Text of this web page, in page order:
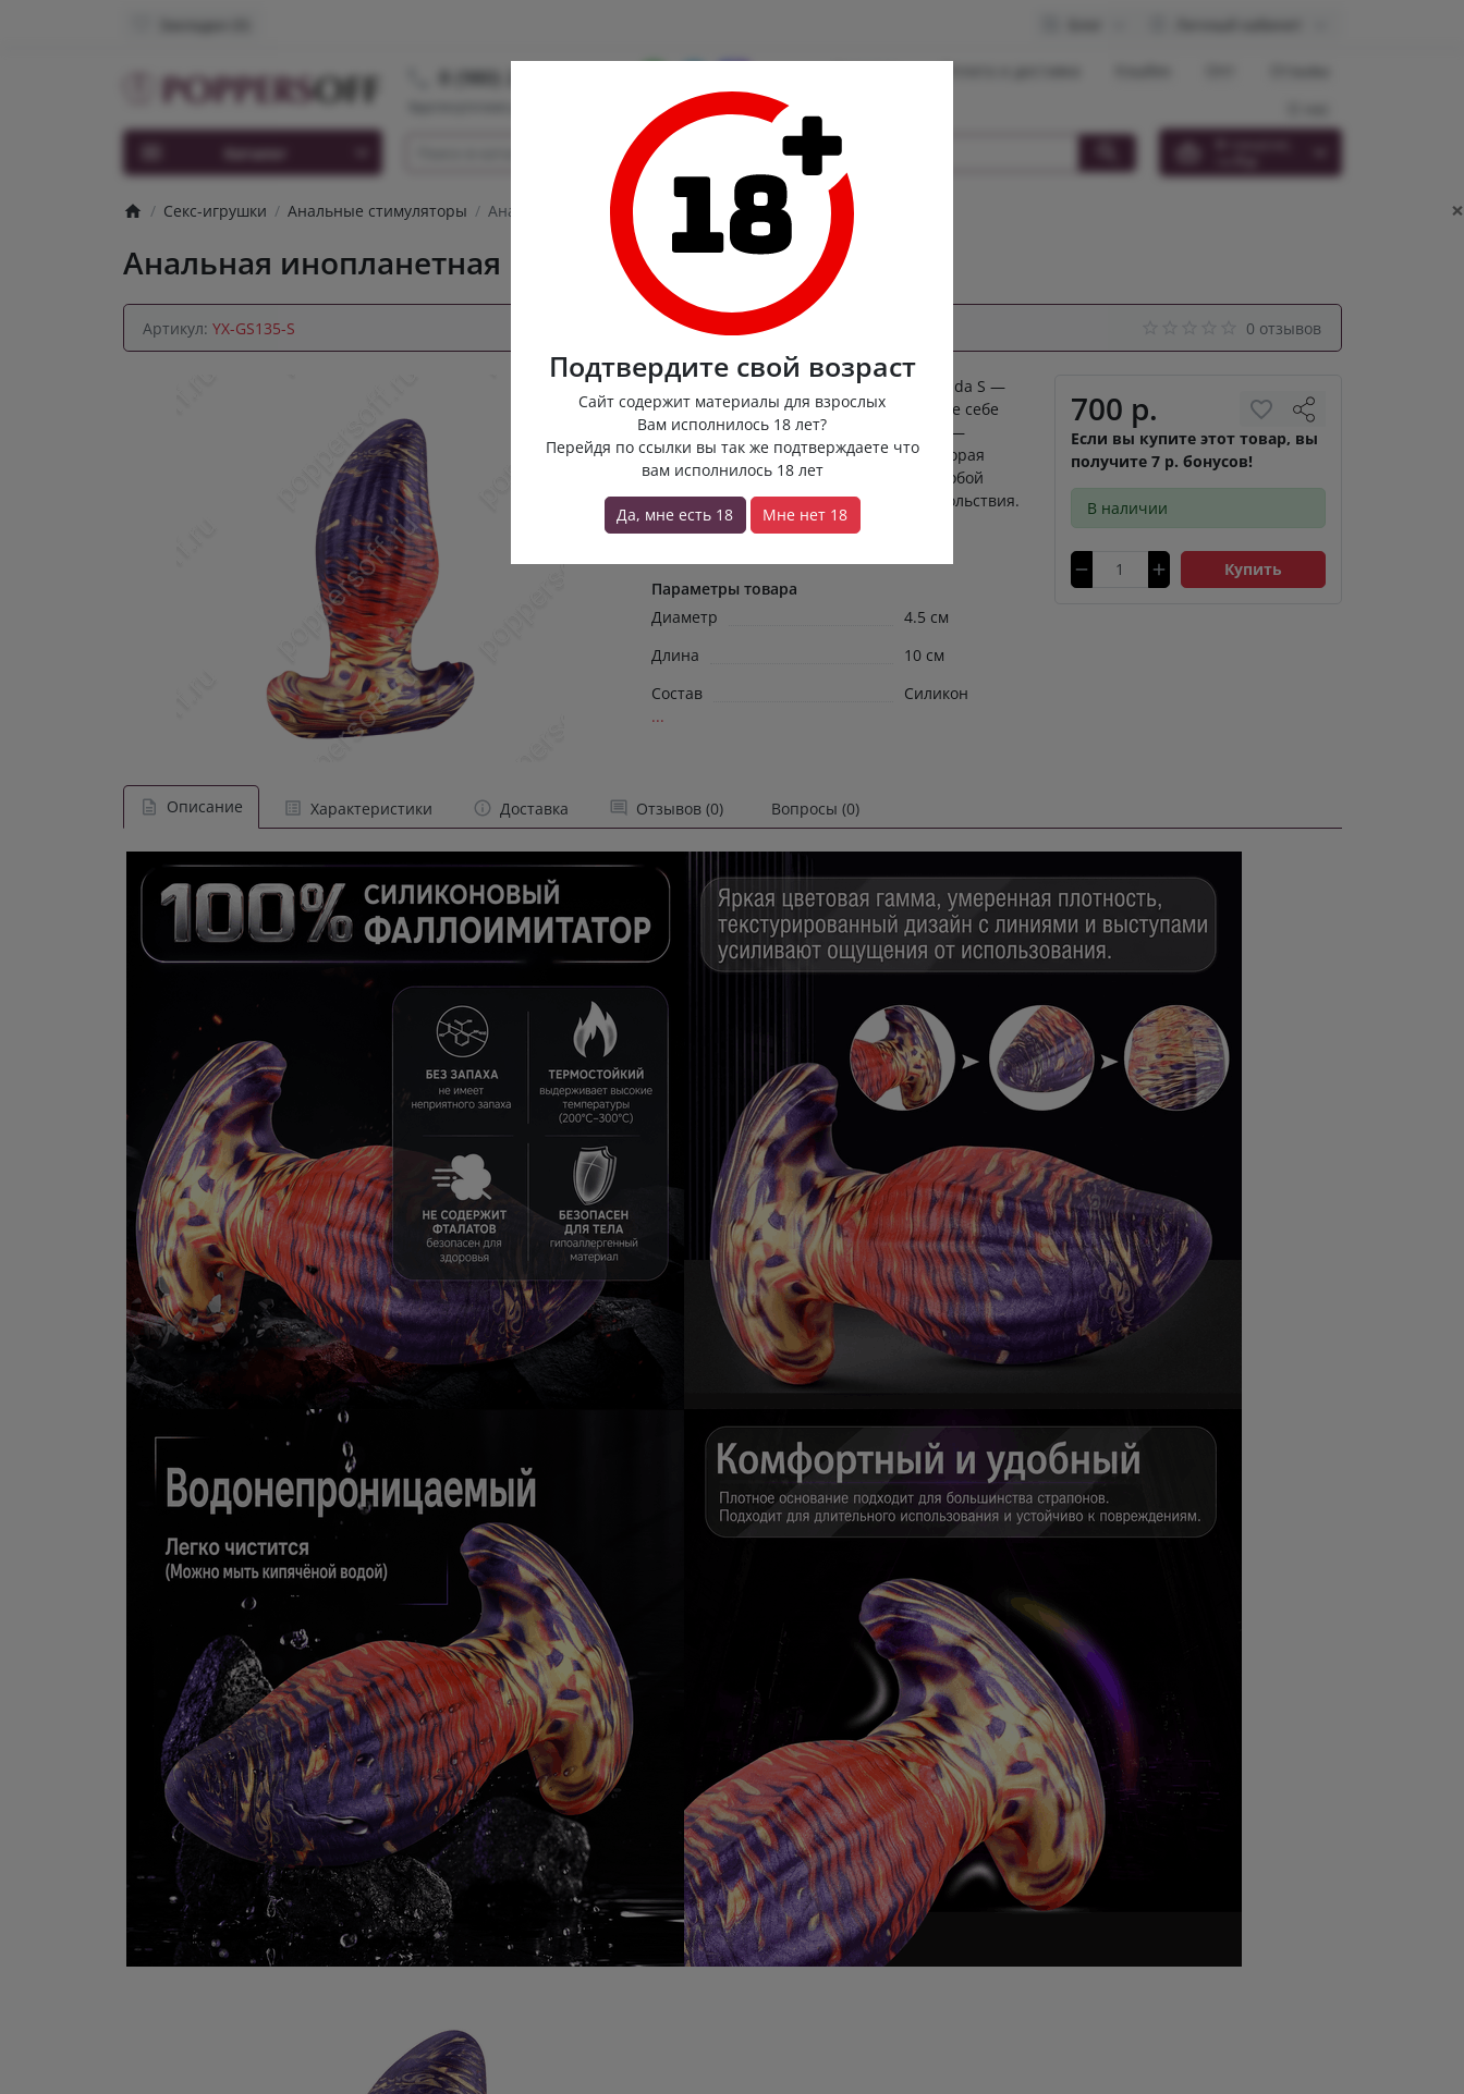
Подтвердите свой возраст
Сайт содержит материалы для взрослых
Вам исполнилось 18 лет?
Перейдя по ссылки вы так же подтверждаете что
вам исполнилось 18 лет
Да, мне есть 18 Мне нет 18
8 (980) 222-88-55
Каталог
×
Секс-игрушки Анальные стимуляторы Анальная инопланетная втулка Barracuda S
Анальная инопланетная втулка Barracuda S
Артикул: YX-GS135-S 0 отзывов
700 р.
Если вы купите этот товар, вы
получите 7 р. бонусов!
В наличии
Купить
Инопланетная анальная втулка Barracuda S —
любовный гость из космоса Представьте себе
ночное небо, лёгкий ветер и внезапно —
небольшая барракуда в стиле sci‑fi, которая
вместо того чтобы плыть, приносит с собой
смешные и трогательные шорохи удовольствия.
Эта втулка — как космический курьер
Параметры товара
Диаметр
4.5 см
Длина
10 см
Состав
Силикон
...
Описание Характеристики Доставка Отзывов (0) Вопросы (0)